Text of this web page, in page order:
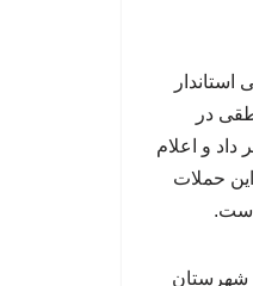
در
و اعلام
حملات
است.